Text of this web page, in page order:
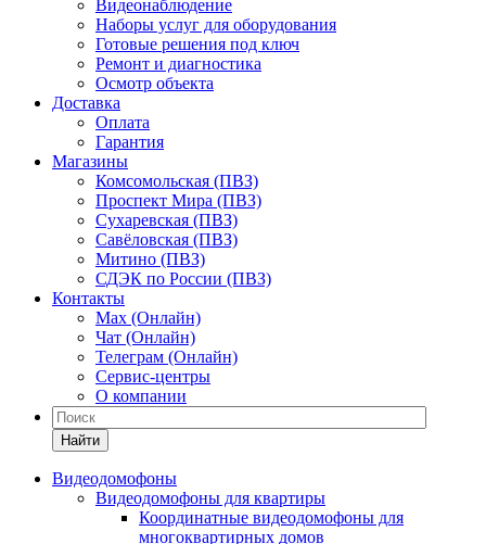
Видеонаблюдение
Наборы услуг для оборудования
Готовые решения под ключ
Ремонт и диагностика
Осмотр объекта
Доставка
Оплата
Гарантия
Магазины
Комсомольская (ПВЗ)
Проспект Мира (ПВЗ)
Сухаревская (ПВЗ)
Савёловская (ПВЗ)
Митино (ПВЗ)
СДЭК по России (ПВЗ)
Контакты
Max (Онлайн)
Чат (Онлайн)
Телеграм (Онлайн)
Сервис-центры
О компании
Найти
Видеодомофоны
Видеодомофоны для квартиры
Координатные видеодомофоны для
многоквартирных домов